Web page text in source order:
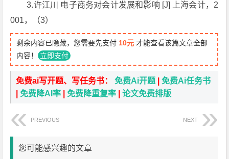
3.许江川 电子商务对会计发展和影响 [J] 上海会计，2
001，（3）
剩余内容已隐藏，您需要先支付 10元 才能查看该篇文章全部
内容！ 立即支付
免费ai写开题、写任务书：免费Ai开题 |免费Ai任务书
|免费降AI率 |免费降重复率 |论文免费排版
PREVIOUS NEXT
您可能感兴趣的文章